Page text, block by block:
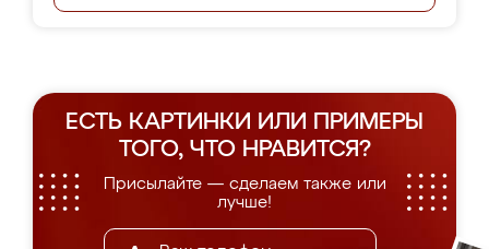
ЕСТЬ КАРТИНКИ ИЛИ ПРИМЕРЫ
ТОГО, ЧТО НРАВИТСЯ?
Присылайте — сделаем также или
лучше!